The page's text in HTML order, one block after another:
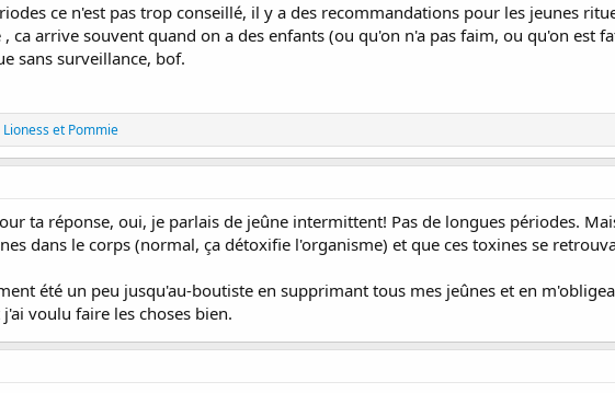
ce n'est pas trop conseillé, il y a des recommandations pour les jeunes
ca arrive souvent quand on a des enfants (ou qu'on n'a pas faim, ou qu'on est
sans surveillance, bof.
Lionesset Pommie
ta réponse, oui, je parlais de jeûne intermittent! Pas de longues périodes.
dans le corps (normal, ça détoxifie l'organisme) et que ces toxines se
été un peu jusqu'au-boutiste en supprimant tous mes jeûnes et en
voulu faire les choses bien.